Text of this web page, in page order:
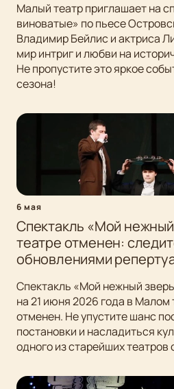
Малый театр приглашает на
виноватые» по пьесе
Владимир Бейлис и актриса
мир интриг и любви на
Не пропустите это яркое
сезона!
6 мая
Спектакль «Мой
театре отменен:
обновлениями
Спектакль «Мой нежный
на 21 июня 2026 года в
отменен. Не упустите шанс
постановки и насладиться
одного из старейших театров